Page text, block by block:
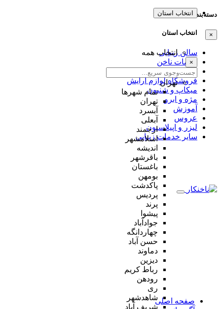
دسته‌بندی‌ها
×
سالن زیبایی
خدمات ناخن
کلینیک زیبایی
فروشگاه لوازم آرایش
میکاپ و شنیون
مژه و ابرو
آموزش
عروس
لیزر و اپیلاسیون
سایر خدمات زیبایی
انتخاب استان
انتخاب استان
انتخاب همه
×
تهران
تمام شهر‌ها
تهران
آبسرد
آبعلی
ارجمند
اسلامشهر
اندیشه
باقرشهر
باغستان
بومهن
پاکدشت
پردیس
پرند
پیشوا
جوادآباد
چهاردانگه
حسن آباد
دماوند
دیزین
رباط کریم
رودهن
ری
شاهدشهر
شریف آباد
صفحه اصلی